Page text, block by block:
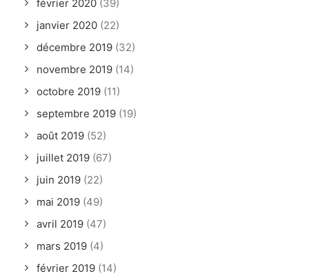
février 2020 (39)
janvier 2020 (22)
décembre 2019 (32)
novembre 2019 (14)
octobre 2019 (11)
septembre 2019 (19)
août 2019 (52)
juillet 2019 (67)
juin 2019 (22)
mai 2019 (49)
avril 2019 (47)
mars 2019 (4)
février 2019 (14)